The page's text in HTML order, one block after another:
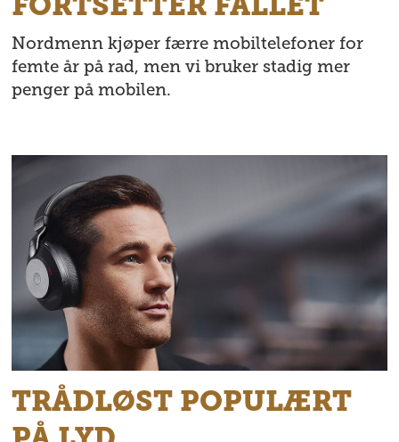
Nordmenn kjøper færre mobiltelefoner for
femte år på rad, men vi bruker stadig mer
penger på mobilen.
TRÅDLØST POPULÆRT